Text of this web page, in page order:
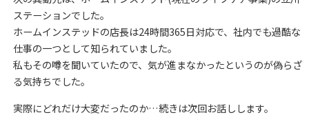
ステーションでした。
ホームインステッドの店長は24時間365日対応で、社内でも過酷な
仕事の一つとして知られていました。
私もその噂を聞いていたので、気が進まなかったというのが偽らざ
る気持ちでした。
実際にどれだけ大変だったのか…続きは次回お話しします。